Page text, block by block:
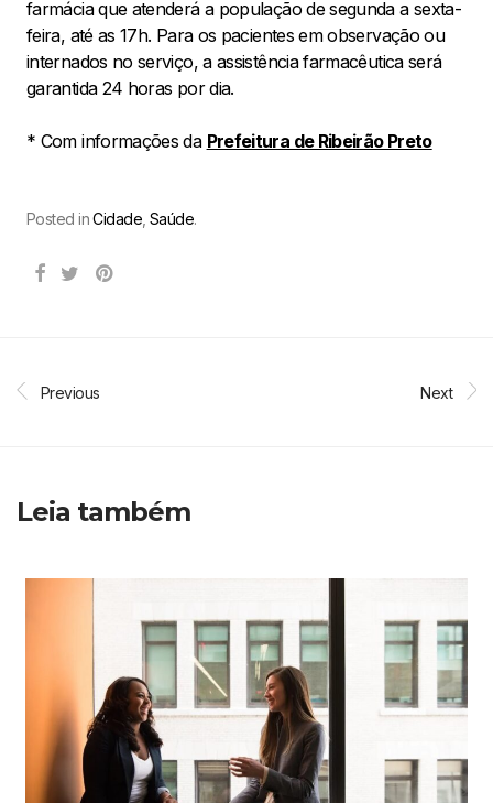
farmácia que atenderá a população de segunda a sexta-
feira, até as 17h. Para os pacientes em observação ou
internados no serviço, a assistência farmacêutica será
garantida 24 horas por dia.
* Com informações da Prefeitura de Ribeirão Preto
Posted inCidade Saúde.
Previous Next
Leia também